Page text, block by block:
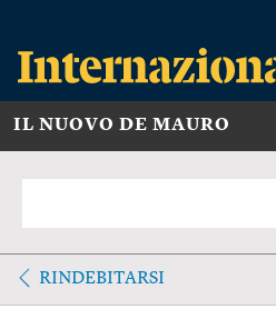
IL NUOVO DE MAURO
RINDEBITARSI